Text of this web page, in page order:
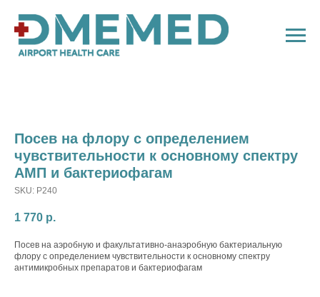
Посев на флору с определением
чувствительности к основному спектру
АМП и бактериофагам
SKU: P240
1 770 р.
Посев на аэробную и факультативно-анаэробную бактериальную
флору с определением чувствительности к основному спектру
антимикробных препаратов и бактериофагам